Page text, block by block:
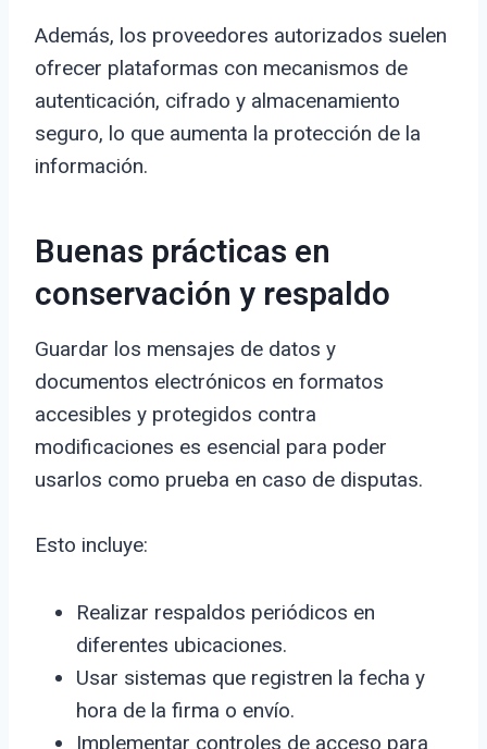
Además, los proveedores autorizados suelen
ofrecer plataformas con mecanismos de
autenticación, cifrado y almacenamiento
seguro, lo que aumenta la protección de la
información.
Buenas prácticas en
conservación y respaldo
Guardar los mensajes de datos y
documentos electrónicos en formatos
accesibles y protegidos contra
modificaciones es esencial para poder
usarlos como prueba en caso de disputas.
Esto incluye:
Realizar respaldos periódicos en
diferentes ubicaciones.
Usar sistemas que registren la fecha y
hora de la firma o envío.
Implementar controles de acceso para